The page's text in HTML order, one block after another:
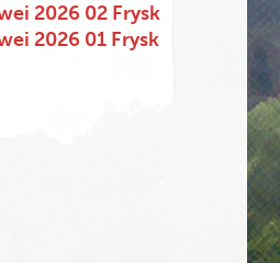
2026 02 Frysk
2026 01 Frysk